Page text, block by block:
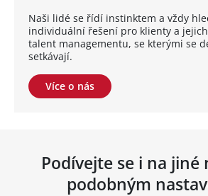
Naši lidé se řídí instinktem a vždy
individuální řešení pro klienty a
talent managementu, se kterými se
setkávají.
Více o nás
Podívejte se i na jiné
podobným